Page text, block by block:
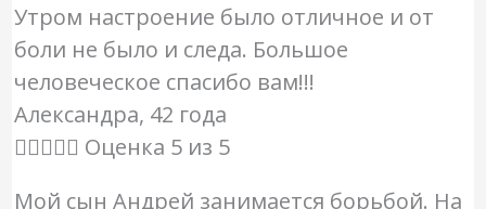
Утром настроение было отличное и от
боли не было и следа. Большое
человеческое спасибо вам!!!
Александра, 42 года
 Оценка 5 из 5
Мой сын Андрей занимается борьбой. На